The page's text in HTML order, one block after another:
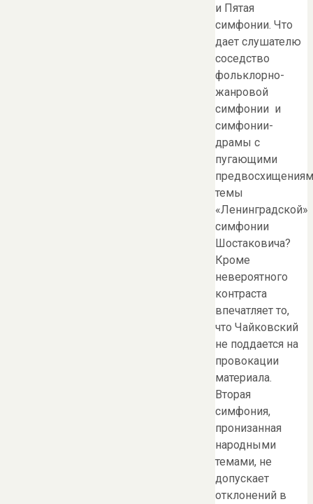
и Пятая
симфонии. Что
дает слушателю
соседство
фольклорно-
жанровой
симфонии и
симфонии-
драмы с
пугающими
темы
«Ленинградской»
симфонии
Шостаковича?
Кроме
невероятного
контраста
впечатляет то,
что Чайковский
не поддается на
провокации
материала.
Вторая
симфония,
пронизанная
народными
темами, не
допускает
отклонений в